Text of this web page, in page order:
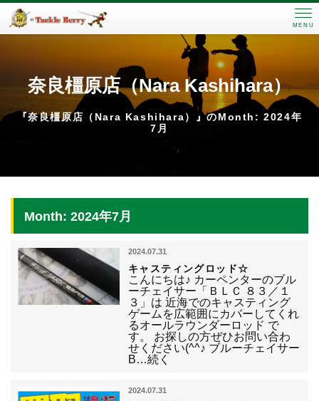
MENU
奈良橿原店（Nara Kashihara）
『奈良橿原店（Nara Kashihara）』のMonth: 2024年
7月
Month: 2024年7月
2024.07.31
キャスティングロッド☆
こんにちは♪ カーペンターのブル
ーチェイサー「ＢＬＣ ８３／１
３」は 近海でのキャスティング
ゲームを広範囲にカバーしてくれ
るオールラウンダーロッド で
す。 お探しの方ぜひお問い合わ
せください(^^♪ ブルーチェイサー
B…続く
2024.07.31